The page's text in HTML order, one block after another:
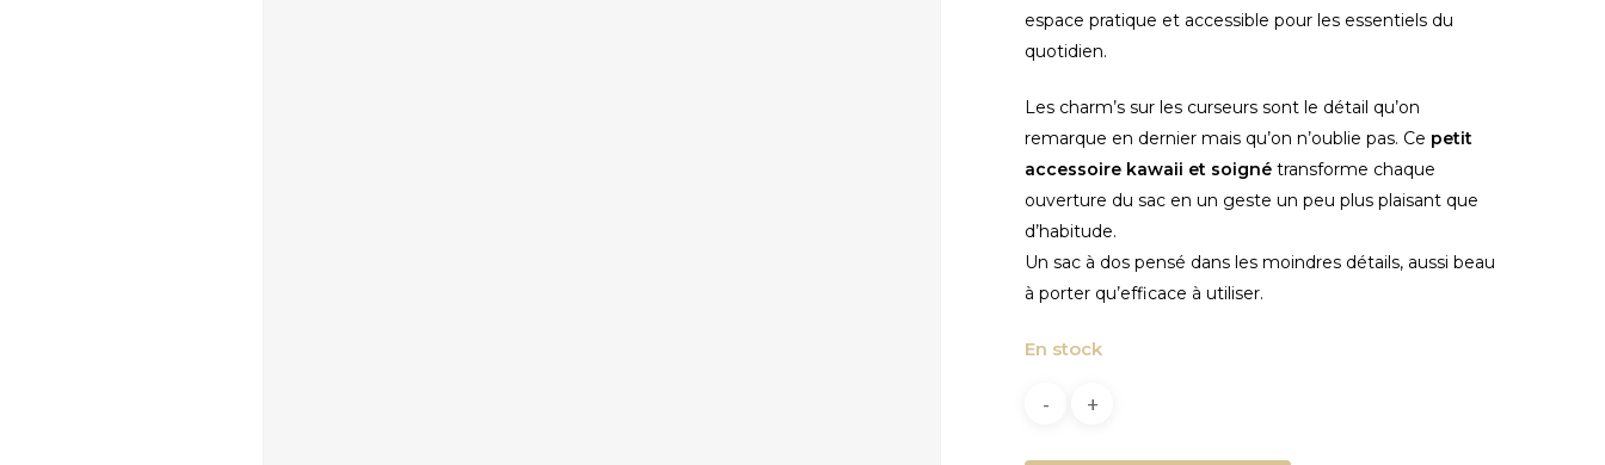
espace pratique et accessible pour les essentiels du
quotidien.
Les charm’s sur les curseurs sont le détail qu’on
remarque en dernier mais qu’on n’oublie pas. Ce petit
accessoire kawaii et soigné transforme chaque
ouverture du sac en un geste un peu plus plaisant que
d’habitude.
Un sac à dos pensé dans les moindres détails, aussi beau
à porter qu’efficace à utiliser.
En stock